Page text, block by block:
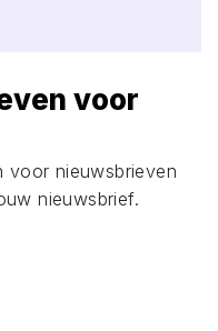
voor
voor nieuwsbrieven
nieuwsbrief.